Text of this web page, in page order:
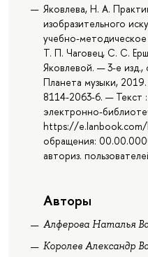
Яковлева, Н. А.
изобразительного
учебно-
Т. П. Чаговец, С. С.
Яковлевой. — 3-е
Планета музыки,
8114-2063-6. — Текст
электронно-
https://
обращения:
авториз.
Авторы
Алферова Наталья
Королев Александр